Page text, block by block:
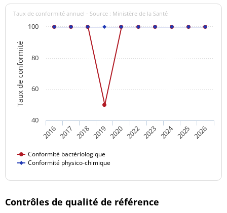
Taux de conformité
Taux de conformité annuel - Source : Ministère de la Santé
Conformité bactériologique
Conformité physico-chimique
2016 2017 2018 2019 2020 2022 2023 2024 2025 2026
40
60
80
100
Contrôles de qualité de référence